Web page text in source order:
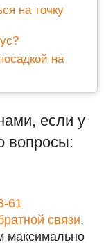
на точку
на
если у
вопросы:
61
связи,
максимально